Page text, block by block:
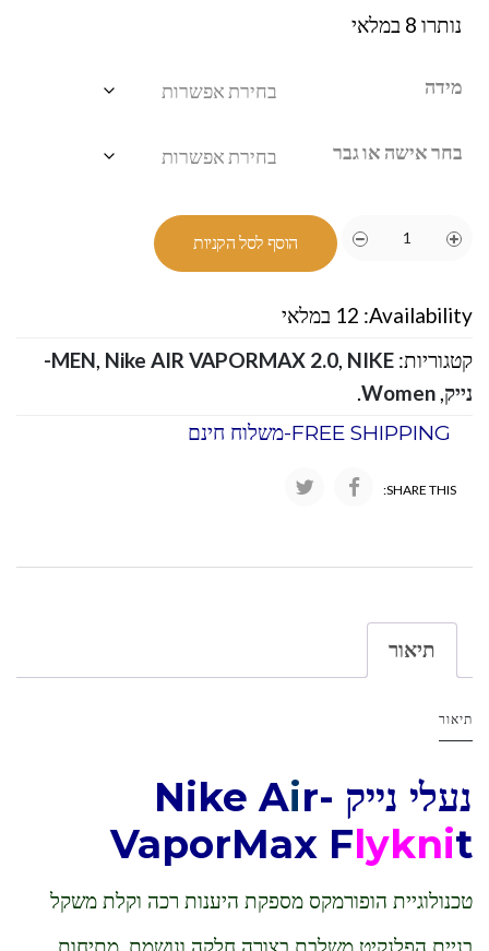
נותרו 8 במלאי
מידה
בחר אישה או גבר
הוסף לסל הקניות
Availability: 12 במלאי
קטגוריות:
MEN, Nike AIR VAPORMAX 2.0,
NIKE-
נייק,
Women
.
SHARE THIS:
תיאור
תיאור
נעלי נייק -Nike A ir
VaporMax Flyknit
טכנולוגיית הופורמקס מספקת היענות רכה וקלת משקל